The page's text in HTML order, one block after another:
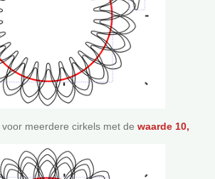
meerdere cirkels met de waarde 10,